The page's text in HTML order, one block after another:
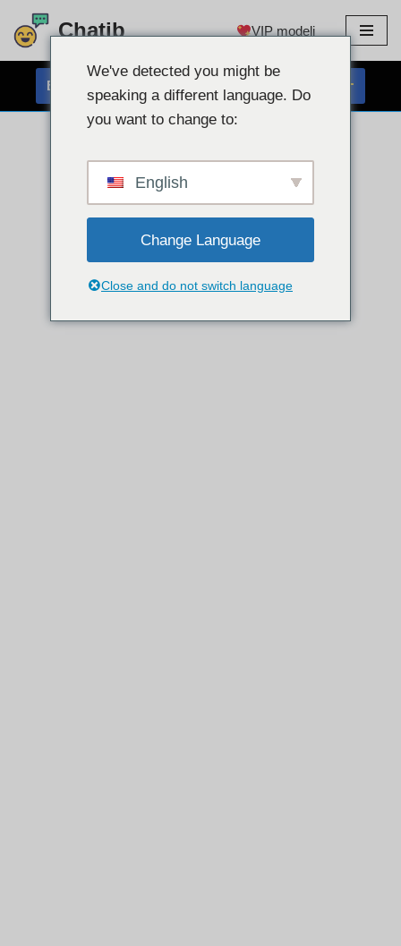
Preskoči
vsebino
Chatib VIP modeli
BREZPLAČEN KLEPET S SPLETNO KAMERO
We've detected you might be
speaking a different language. Do
you want to change to:
English
Change Language
Close and do not switch language